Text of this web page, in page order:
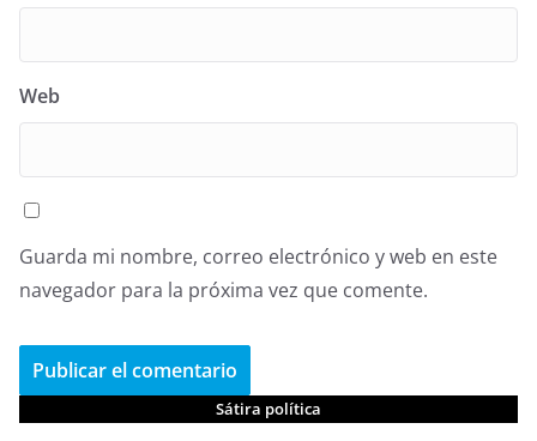
Web
Guarda mi nombre, correo electrónico y web en este
navegador para la próxima vez que comente.
Sátira política